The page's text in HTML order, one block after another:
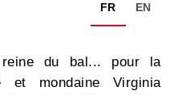
FR EN
du bal... pour la
mondaine Virginia